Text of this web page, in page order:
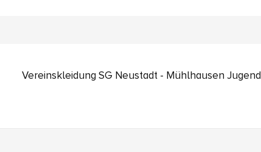
Vereinskleidung SG Neustadt - Mühlhausen Jugend